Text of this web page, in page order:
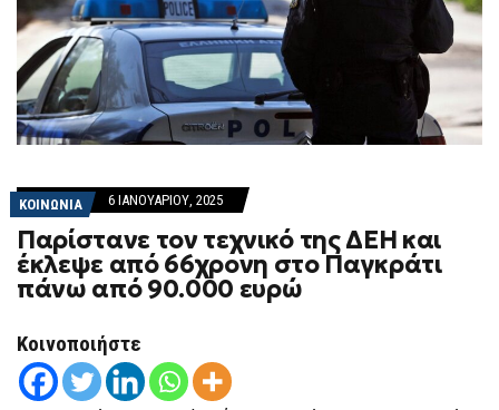
ΚΟΙΝΩΝΙΑ 6 ΙΑΝΟΥΑΡΊΟΥ, 2025
Παρίστανε τον τεχνικό της ΔΕΗ και
έκλεψε από 66χρονη στο Παγκράτι
πάνω από 90.000 ευρώ
Κοινοποιήστε